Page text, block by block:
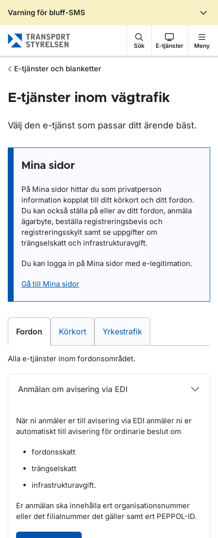
Varning för bluff-SMS
Sök E-tjänster Meny
E-tjänster och blanketter
E-tjänster inom vägtrafik
Välj den e-tjänst som passar ditt ärende bäst.
Mina sidor
På Mina sidor hittar du som privatperson
information kopplat till ditt körkort och ditt fordon.
Du kan också ställa på eller av ditt fordon, anmäla
ägarbyte, beställa registreringsbevis och
registreringsskylt samt se uppgifter om
trängselskatt och infrastrukturavgift.
Du kan logga in på Mina sidor med e-legitimation.
Gå till Mina sidor
E-tjänster inom
Fordon E-tjänster inom
Körkort E-tjänster inom
Yrkestrafik
Alla e-tjänster inom fordonsområdet.
Anmälan om avisering via EDI
När ni anmäler er till avisering via EDI anmäler ni er
automatiskt till avisering för ordinarie beslut om
fordonsskatt
trängselskatt
infrastrukturavgift.
Er anmälan ska innehålla ert organisationsnummer
eller det filialnummer det gäller samt ert PEPPOL-ID.